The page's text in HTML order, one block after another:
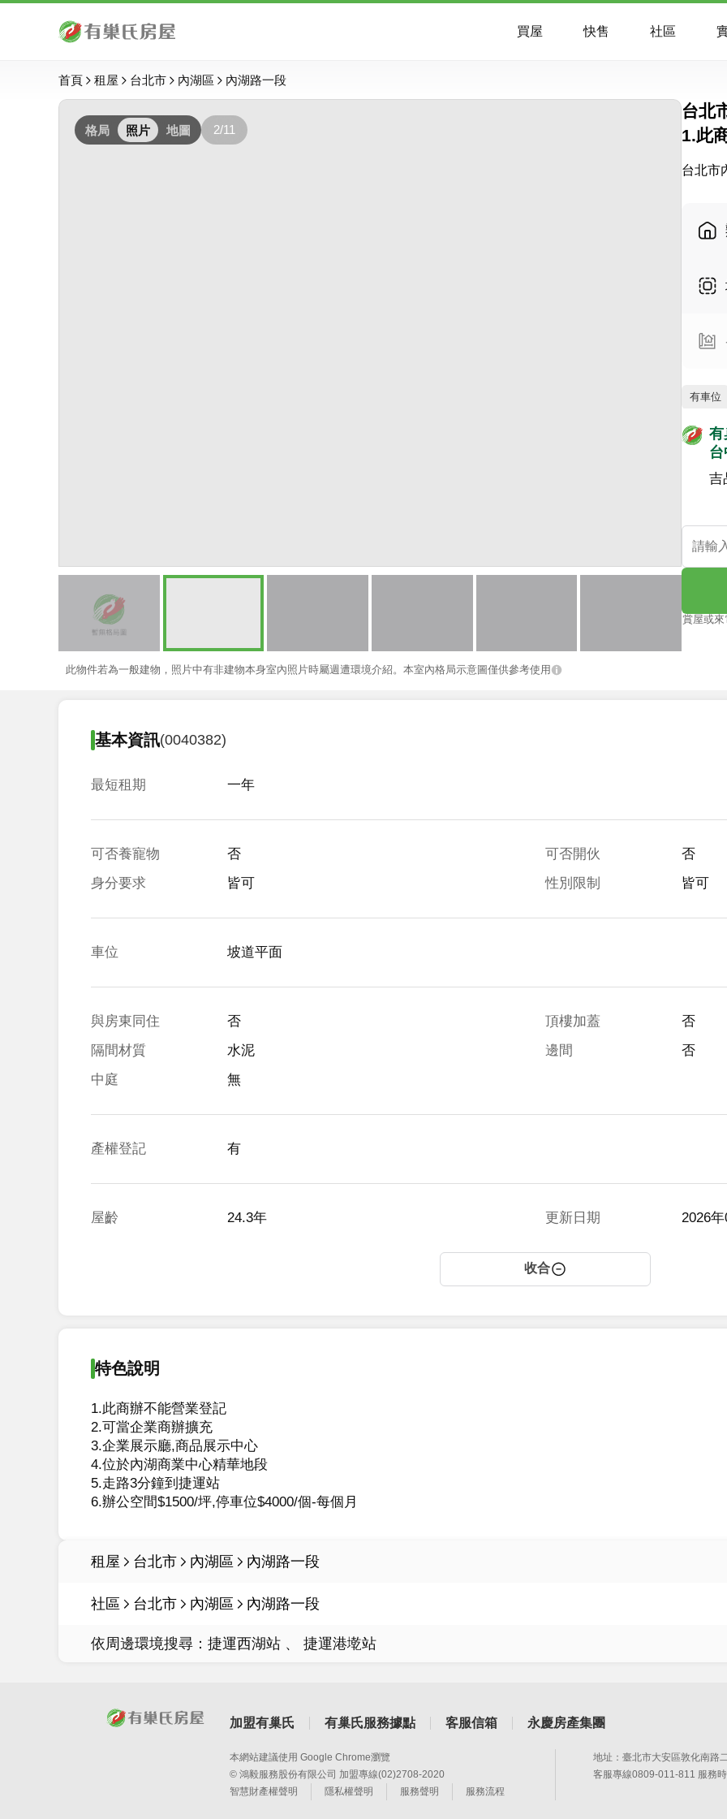
買屋 快售 社區
首頁 租屋 台北市 內湖區 內湖路一段
格局 照片 地圖 2/11
此物件若為一般建物，照片中有非建物本身室內照片時屬週遭環境介紹。本室內格局示意圖僅供參考使用
台北
1.此
台北市
有車位
有
吉
賞屋或
基本資訊(0040382)
最短租期 一年
可否養寵物 否 可否開伙
否
身分要求
皆可 性別限制 皆可
車位 坡道平面
與房東同住 否 頂樓加蓋
否
隔間材質
水泥 邊間
否
中庭
無
產權登記 有
屋齡 24.3年 更新日期 2026
收合
特色說明
1.此商辦不能營業登記
2.可當企業商辦擴充
3.企業展示廳,商品展示中心
4.位於內湖商業中心精華地段
5.走路3分鐘到捷運站
租屋 台北市 內湖區 內湖路一段
社區 台北市 內湖區 內湖路一段
依周邊環境搜尋： 捷運西湖站 捷運港墘站
加盟有巢氏 有巢氏服務據點 客服信箱 永慶房產集團
本網站建議使用 Google Chrome瀏覽
© 鴻毅服務股份有限公司 加盟專線(02)2708-2020
智慧財產權聲明
隱私權聲明 服務聲明 服務流程
地址：臺北市大安區敦化南路
客服專線0809-011-811 服務